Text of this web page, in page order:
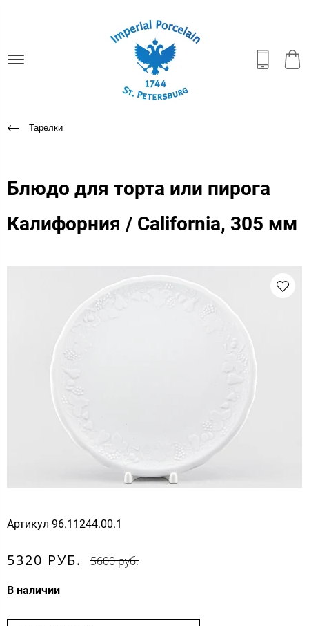
Тарелки
Блюдо для торта или пирога
Калифорния / California, 305 мм
Артикул 96.11244.00.1
5320 РУБ. 5600 руб.
В наличии